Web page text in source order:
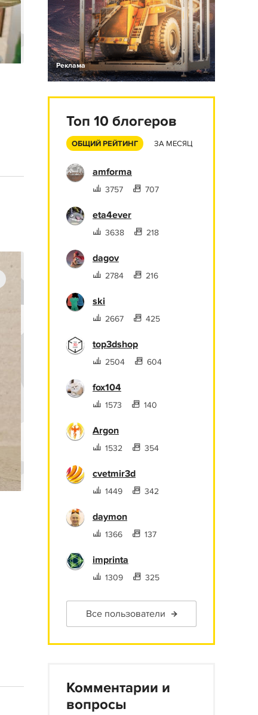
Реклама
Топ 10 блогеров
ОБЩИЙ РЕЙТИНГ ЗА МЕСЯЦ
amforma
3757 707
eta4ever
3638 218
dagov
2784 216
ski
2667 425
top3dshop
2504 604
fox104
1573 140
Argon
1532 354
cvetmir3d
1449 342
daymon
1366 137
imprinta
1309 325
Все пользователи
Комментарии и
вопросы